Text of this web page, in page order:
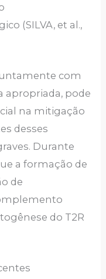
(SILVA, et al.,
com
apropriada, pode
na mitigação
desses
Durante
a formação de
de
do T2R